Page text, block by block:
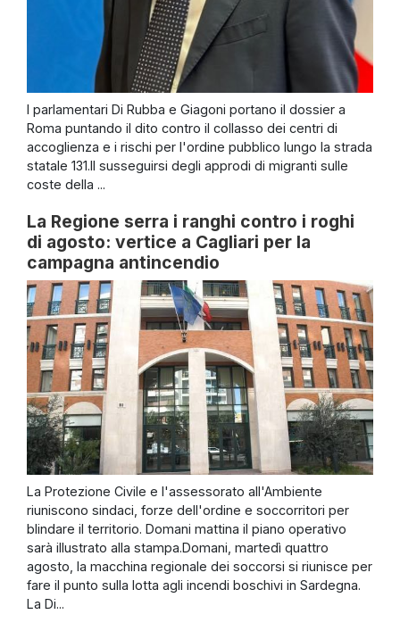
I parlamentari Di Rubba e Giagoni portano il dossier a
Roma puntando il dito contro il collasso dei centri di
accoglienza e i rischi per l'ordine pubblico lungo la strada
statale 131.Il susseguirsi degli approdi di migranti sulle
coste della ...
La Regione serra i ranghi contro i roghi
di agosto: vertice a Cagliari per la
campagna antincendio
La Protezione Civile e l'assessorato all'Ambiente
riuniscono sindaci, forze dell'ordine e soccorritori per
blindare il territorio. Domani mattina il piano operativo
sarà illustrato alla stampa.Domani, martedì quattro
agosto, la macchina regionale dei soccorsi si riunisce per
fare il punto sulla lotta agli incendi boschivi in Sardegna.
La Di...